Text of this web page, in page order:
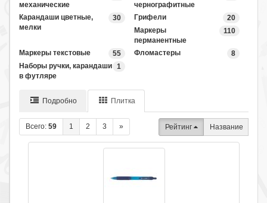
механические
чернографитные
30
Карандаши цветные,
мелки
20
Грифели
110
Маркеры
перманентные
55
Маркеры текстовые 8
Фломастеры
1
Наборы ручки, карандаши
в футляре
Подробно Плитка
Всего: 59 1 2 3 » Рейтинг Название